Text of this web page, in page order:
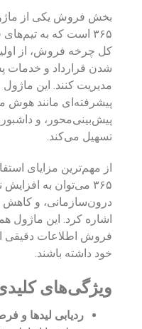
۳۶۵ است که به
کل چرخه فروش، از
شدن قرارداد و
مدیریت کنند. این ماژول
پیشرفته‌ای مانند هوش
پیش‌بینی‌محور، و
تسهیل می‌کند.
۳۶۵ می‌توان به
درون‌سازمانی، و کاهش
اشاره کرد. این ماژول
فروش اطلاعات دقیقی
خود داشته باشند.
ویژگی‌های
ردیابی لیدها و